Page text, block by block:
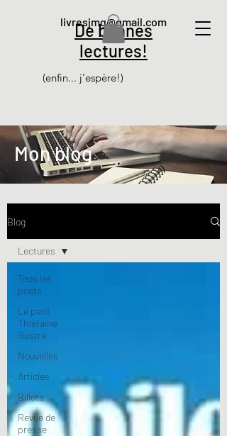
De bonnes
lectures!
(enfin... j'espère!)
livresjmg@gmail.com
Mon blog
Blog
Tous les
posts
Le petit
Thiéfaine
illustré
Nouvelles
Articles
Billets
Revue de
presse
Lectures